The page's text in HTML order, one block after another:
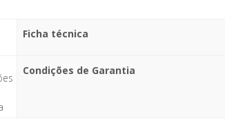
Ficha técnica
Condições de Garantia